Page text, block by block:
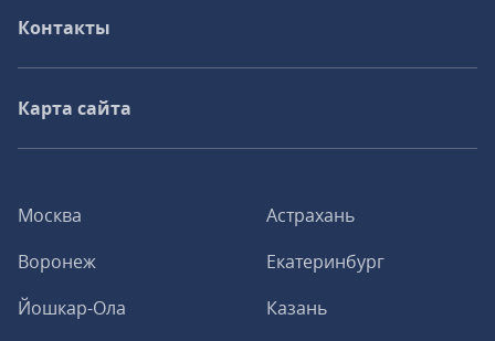
Москва
Астрахань
Воронеж
Екатеринбург
Йошкар-Ола
Казань
Контакты
Карта сайта